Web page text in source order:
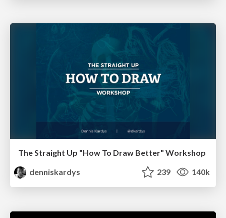
The Straight Up "How To Draw Better" Workshop
denniskardys
239 140k